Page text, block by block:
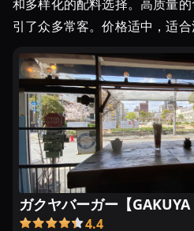
和多样化的配料选择。高质量
引了众多常客。价格适中，适合
ガクヤバーガー【GAKUYA
4.4